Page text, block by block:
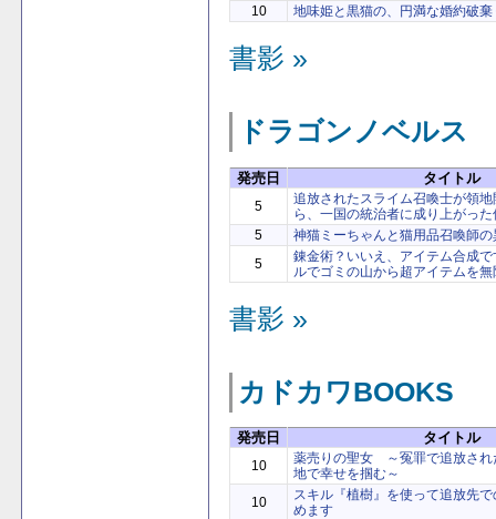
10
地味姫と黒猫の、円満な婚約破棄
書影 »
ドラゴンノベルス
発売日 タイトル
5
追放されたスライム召喚士が領
ら、一国の統治者に成り上がった
5
神猫ミーちゃんと猫用品召喚師
5
錬金術？いいえ、アイテム合成
ルでゴミの山から超アイテムを
書影 »
カドカワBOOKS
発売日 タイトル
10
薬売りの聖女 ～冤罪で追放され
地で幸せを掴む～
10
スキル『植樹』を使って追放先
めます